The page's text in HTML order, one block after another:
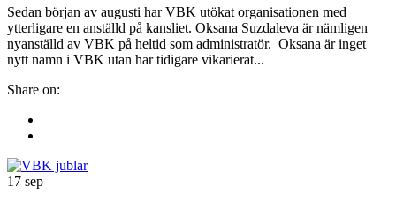
Sedan början av augusti har VBK utökat organisationen med
ytterligare en anställd på kansliet. Oksana Suzdaleva är nämligen
nyanställd av VBK på heltid som administratör. Oksana är inget
nytt namn i VBK utan har tidigare vikarierat...
Share on:
17 sep